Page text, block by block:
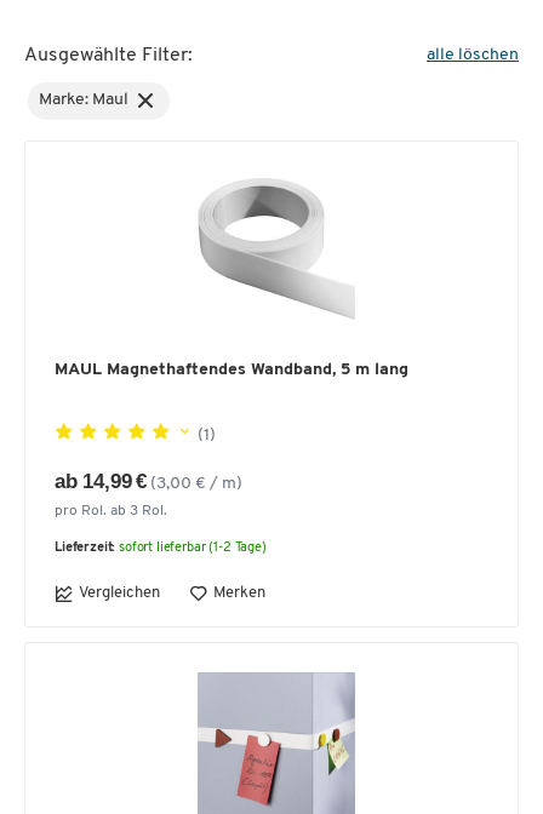
Ausgewählte Filter: alle löschen
Marke: Maul
MAUL Magnethaftendes Wandband, 5 m lang
(1)
ab 14,99 € (3,00 € / m)
pro Rol. ab 3 Rol.
Lieferzeit: sofort lieferbar (1-2 Tage)
Vergleichen Merken